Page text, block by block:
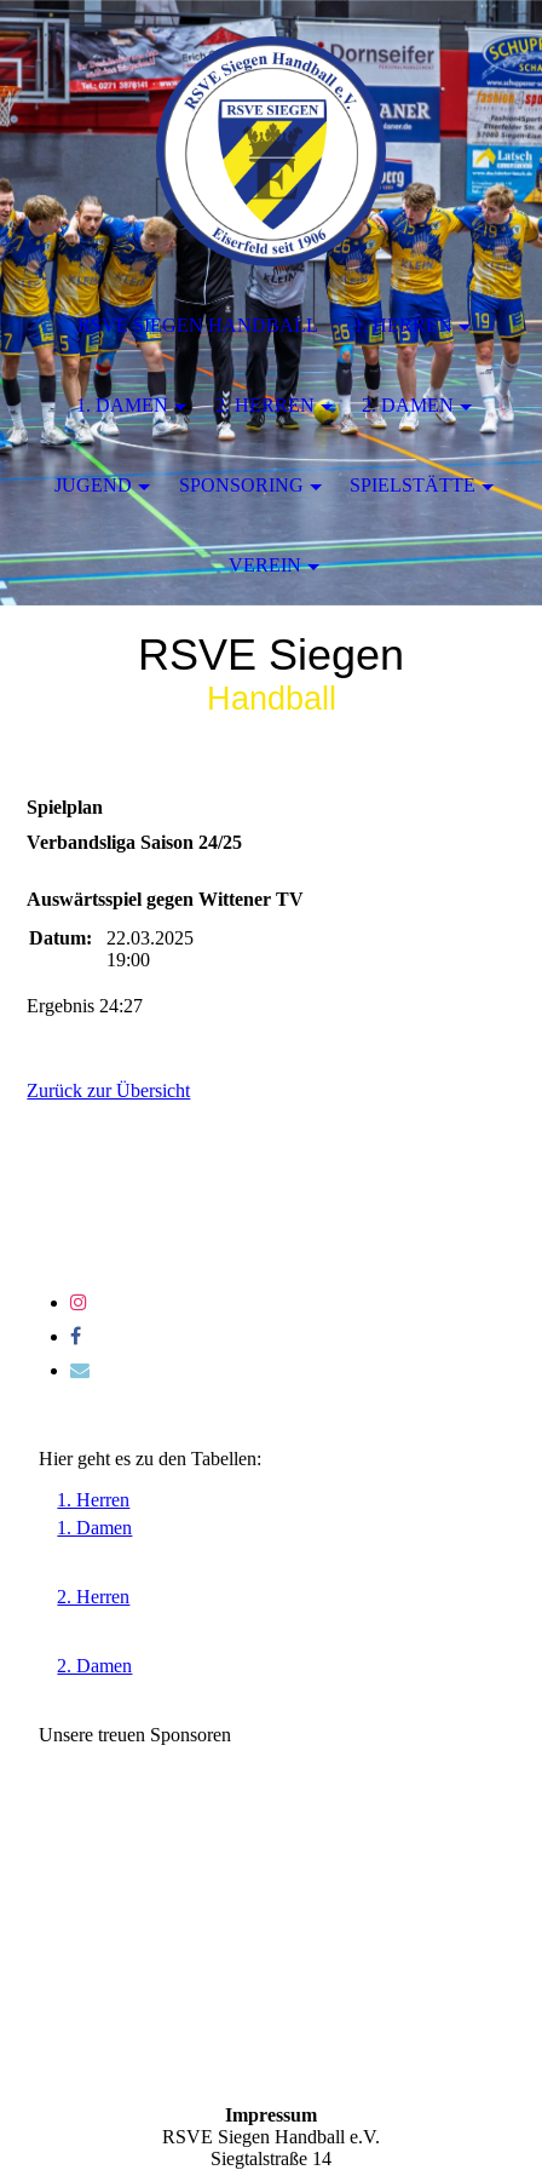
RSVE Siegen
Handball
Spielplan
Verbandsliga Saison 24/25
Auswärtsspiel gegen Wittener TV
Datum:
22.03.2025
19:00
Ergebnis 24:27
Zurück zur Übersicht
Hier geht es zu den Tabellen:
1. Herren
1. Damen
2. Herren
2. Damen
Unsere treuen Sponsoren
Impressum
RSVE Siegen Handball e.V.
Siegtalstraße 14
RSVE SIEGEN HANDBALL 1. HERREN
1. DAMEN 2. HERREN 2. DAMEN
JUGEND SPONSORING SPIELSTÄTTE
VEREIN